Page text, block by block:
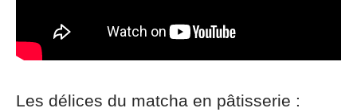
Les délices du matcha en pâtisserie :